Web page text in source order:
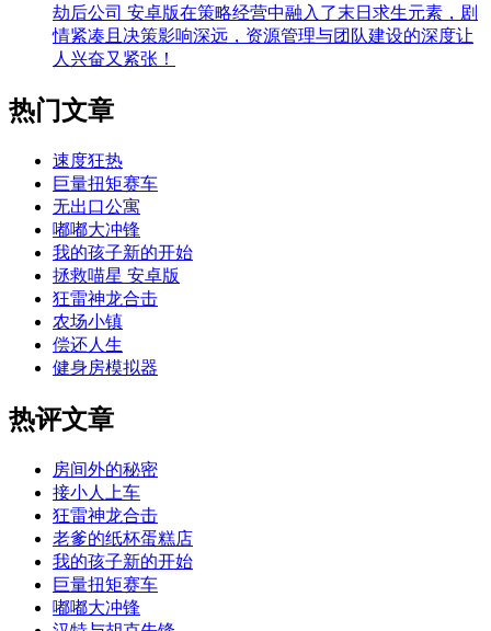
劫后公司 安卓版在策略经营中融入了末日求生元素，剧
情紧凑且决策影响深远，资源管理与团队建设的深度让
人兴奋又紧张！
热门文章
速度狂热
巨量扭矩赛车
无出口公寓
嘟嘟大冲锋
我的孩子新的开始
拯救喵星 安卓版
狂雷神龙合击
农场小镇
偿还人生
健身房模拟器
热评文章
房间外的秘密
接小人上车
狂雷神龙合击
老爹的纸杯蛋糕店
我的孩子新的开始
巨量扭矩赛车
嘟嘟大冲锋